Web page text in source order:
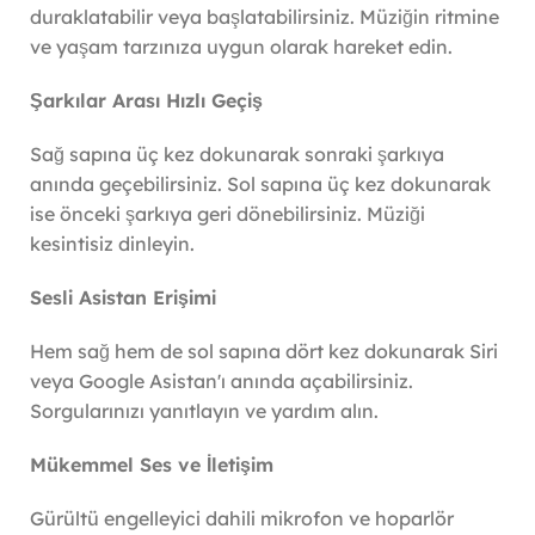
duraklatabilir veya başlatabilirsiniz. Müziğin ritmine
ve yaşam tarzınıza uygun olarak hareket edin.
Şarkılar Arası Hızlı Geçiş
Sağ sapına üç kez dokunarak sonraki şarkıya
anında geçebilirsiniz. Sol sapına üç kez dokunarak
ise önceki şarkıya geri dönebilirsiniz. Müziği
kesintisiz dinleyin.
Sesli Asistan Erişimi
Hem sağ hem de sol sapına dört kez dokunarak Siri
veya Google Asistan'ı anında açabilirsiniz.
Sorgularınızı yanıtlayın ve yardım alın.
Mükemmel Ses ve İletişim
Gürültü engelleyici dahili mikrofon ve hoparlör